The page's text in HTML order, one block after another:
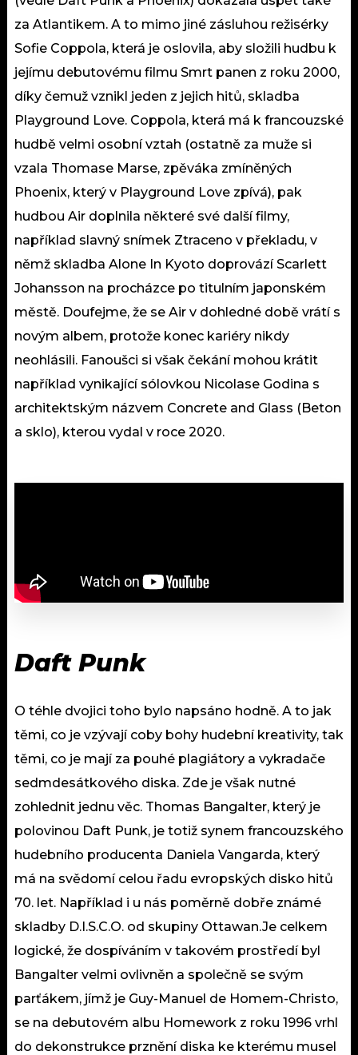
za Atlantikem. A to mimo jiné zásluhou režisérky
Sofie Coppola, která je oslovila, aby složili hudbu k
jejímu debutovému filmu Smrt panen z roku 2000,
díky čemuž vznikl jeden z jejich hitů, skladba
Playground Love. Coppola, která má k francouzské
hudbě velmi osobní vztah (ostatně za muže si
vzala Thomase Marse, zpěváka zmíněných
Phoenix, který v Playground Love zpívá), pak
hudbou Air doplnila některé své další filmy,
například slavný snímek Ztraceno v překladu, v
němž skladba Alone In Kyoto doprovází Scarlett
Johansson na procházce po titulním japonském
městě. Doufejme, že se Air v dohledné době vrátí s
novým albem, protože konec kariéry nikdy
neohlásili. Fanoušci si však čekání mohou krátit
například vynikající sólovkou Nicolase Godina s
architektským názvem Concrete and Glass (Beton
a sklo), kterou vydal v roce 2020.
Daft Punk
O téhle dvojici toho bylo napsáno hodně. A to jak
těmi, co je vzývají coby bohy hudební kreativity, tak
těmi, co je mají za pouhé plagiátory a vykradače
sedmdesátkového diska. Zde je však nutné
zohlednit jednu věc. Thomas Bangalter, který je
polovinou Daft Punk, je totiž synem francouzského
hudebního producenta Daniela Vangarda, který
má na svědomí celou řadu evropských disko hitů
70. let. Například i u nás poměrně dobře známé
skladby D.I.S.C.O. od skupiny Ottawan.Je celkem
logické, že dospíváním v takovém prostředí byl
Bangalter velmi ovlivněn a společně se svým
parťákem, jímž je Guy-Manuel de Homem-Christo,
se na debutovém albu Homework z roku 1996 vrhl
do dekonstrukce prznění diska ke kterému musel